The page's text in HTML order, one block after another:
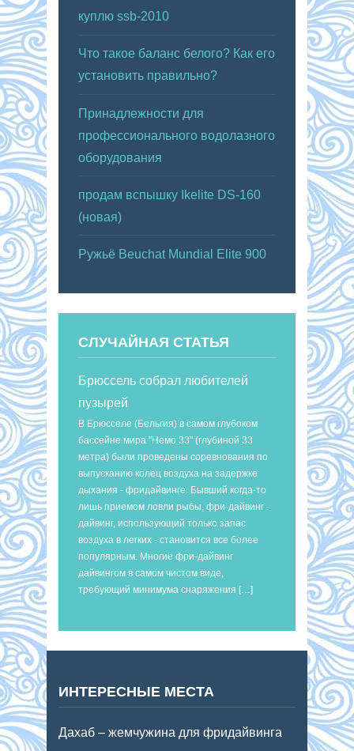
куплю ssb-2010
Что такое баланс белого? Как его
установить правильно?
Принадлежности для
профессионального водолазного
оборудования
продам вспышку Ikelite DS-160
(новая)
Ружьё Beuchat Mundial Elite 900
СЛУЧАЙНАЯ СТАТЬЯ
Брюссель собрал любителей
пузырей
В Брюсселе (Бельгия) в самом глубоком
бассейне мира "Немо 33" (глубиной 33
метра) были проведены соревнования по
выпусканию колец воздуха на задержке
дыхания - фридайвинге. Бывший когда-то
лишь приемом ловли рыбы, фри-дайвинг -
дайвинг, использующий только запас
воздуха в легких - становится все более
популярным. Многие фри-дайвинг
дайвингом в самом чистом виде,
требующий минимума снаряжения […]
ИНТЕРЕСНЫЕ МЕСТА
Дахаб – жемчужина для фридайвинга